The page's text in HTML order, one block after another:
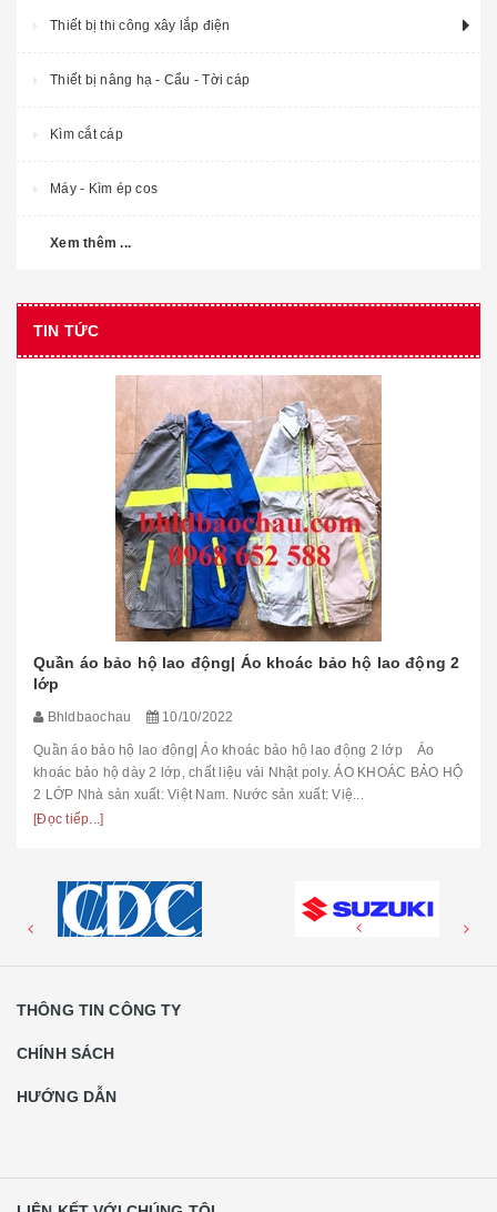
Thiết bị thi công xây lắp điện
Thiết bị nâng hạ - Cẩu - Tời cáp
Kìm cắt cáp
Máy - Kìm ép cos
Xem thêm ...
TIN TỨC
ÁO KHOÁC ĐIỆN LỰC
Bhldbaochau
Áo khoác điện lực màu vàng cam Mã sản phẩm: QABHLĐBC-VN
lượng: TCVN 6692-2000 Chất liệu: vải Hàn Quốc G...
[Đọc tiếp...]
THÔNG TIN CÔNG TY
CHÍNH SÁCH
HƯỚNG DẪN